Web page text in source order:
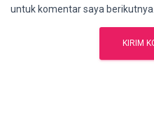
untuk komentar saya berikutnya.